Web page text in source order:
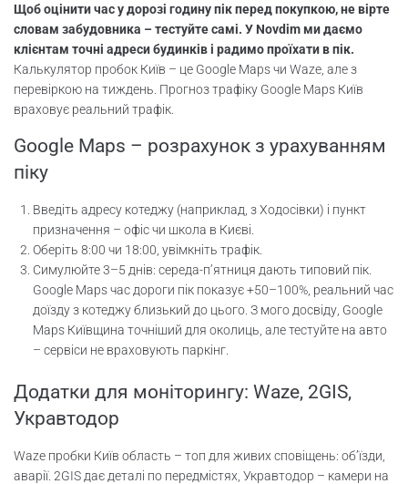
Щоб оцінити час у дорозі годину пік перед покупкою, не вірте
словам забудовника – тестуйте самі. У Novdim ми даємо
клієнтам точні адреси будинків і радимо проїхати в пік.
Калькулятор пробок Київ – це Google Maps чи Waze, але з
перевіркою на тиждень. Прогноз трафіку Google Maps Київ
враховує реальний трафік.
Google Maps – розрахунок з урахуванням
піку
Введіть адресу котеджу (наприклад, з Ходосівки) і пункт
призначення – офіс чи школа в Києві.
Оберіть 8:00 чи 18:00, увімкніть трафік.
Симулюйте 3–5 днів: середа-п’ятниця дають типовий пік.
Google Maps час дороги пік показує +50–100%, реальний час
доїзду з котеджу близький до цього. З мого досвіду, Google
Maps Київщина точніший для околиць, але тестуйте на авто
– сервіси не враховують паркінг.
Додатки для моніторингу: Waze, 2GIS,
Укравтодор
Waze пробки Київ область – топ для живих сповіщень: об’їзди,
аварії. 2GIS дає деталі по передмістях, Укравтодор – камери на